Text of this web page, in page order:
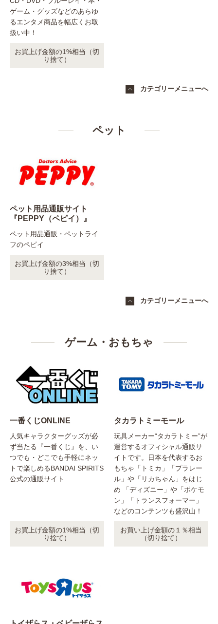
ゲーム・グッズなどのあらゆ
るエンタメ商品を幅広くお取
扱い中！
お買上げ金額の1%相当（切
り捨て）
カテゴリーメニューへ
ペット
ペット用品通販サイト
『PEPPY（ペピイ）』
ペット用品通販・ペットライ
フのペピイ
お買上げ金額の3%相当（切
り捨て）
カテゴリーメニューへ
ゲーム・おもちゃ
一番くじONLINE
人気キャラクターグッズが必
ず当たる『一番くじ』を、い
つでも・どこでも手軽にネッ
トで楽しめるBANDAI SPIRITS
公式の通販サイト
お買上げ金額の1%相当（切
り捨て）
タカラトミーモール
玩具メーカー“タカラトミー”が
運営するオフィシャル通販サ
イトです。日本を代表するお
もちゃ「トミカ」「プラレー
ル」や「リカちゃん」をはじ
め 「ディズニー」や「ポケモ
ン」「トランスフォーマー」
などのコンテンツも盛沢山！
お買い上げ金額の１％相当
（切り捨て）